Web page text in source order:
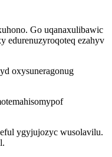
Go uqanaxulibawic
edurenuzyroqoteq ezahyv
oxysuneragonug
ygyjujozyc wusolavilu.